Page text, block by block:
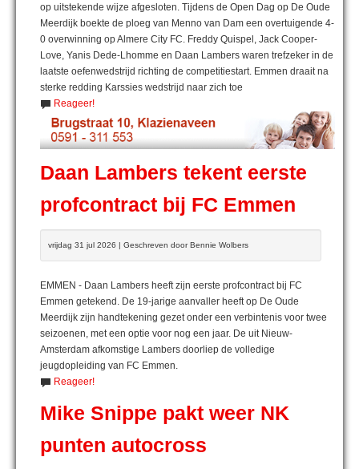
op uitstekende wijze afgesloten. Tijdens de Open Dag op De Oude
Meerdijk boekte de ploeg van Menno van Dam een overtuigende 4-
0 overwinning op Almere City FC. Freddy Quispel, Jack Cooper-
Love, Yanis Dede-Lhomme en Daan Lambers waren trefzeker in de
laatste oefenwedstrijd richting de competitiestart. Emmen draait na
sterke redding Karssies wedstrijd naar zich toe
Reageer!
Daan Lambers tekent eerste
profcontract bij FC Emmen
vrijdag 31 jul 2026 | Geschreven door Bennie Wolbers
EMMEN - Daan Lambers heeft zijn eerste profcontract bij FC
Emmen getekend. De 19-jarige aanvaller heeft op De Oude
Meerdijk zijn handtekening gezet onder een verbintenis voor twee
seizoenen, met een optie voor nog een jaar. De uit Nieuw-
Amsterdam afkomstige Lambers doorliep de volledige
jeugdopleiding van FC Emmen.
Reageer!
Mike Snippe pakt weer NK
punten autocross